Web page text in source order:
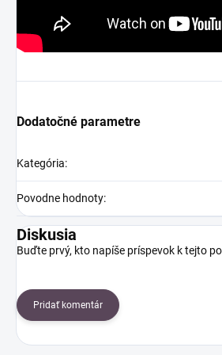
Dodatočné parametre
Kategória:
Povodne hodnoty:
Diskusia
Buďte prvý, kto napíše príspevok k tejto
Pridať komentár